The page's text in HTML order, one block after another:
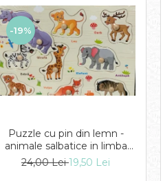
-19%
Puzzle cu pin din lemn -
animale salbatice in limba
romana
24,00 Lei19,50 Lei